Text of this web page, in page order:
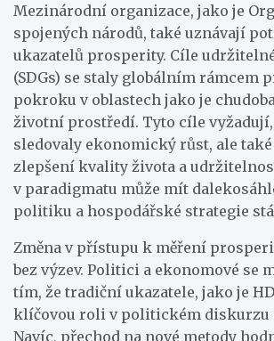
Mezinárodní organizace, jako je
spojených národů, také uznávají
ukazatelů prosperity. Cíle
(SDGs) se staly globálním rámcem
pokroku v oblastech jako je
životní prostředí. Tyto cíle vyžadují,
sledovaly ekonomický růst, ale
zlepšení kvality života a
v paradigmatu může mít
politiku a hospodářské strategie
Změna v přístupu k měření
bez výzev. Politici a ekonomové se
tím, že tradiční ukazatele, jako je
klíčovou roli v politickém diskurzu
Navíc, přechod na nové metody